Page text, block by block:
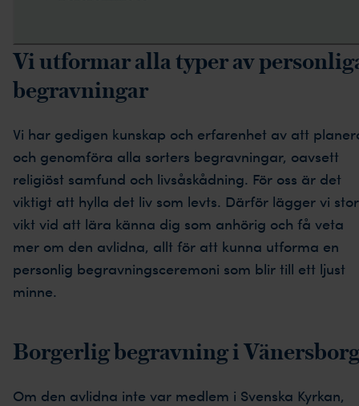
Vi utformar alla typer av
begravningar
Vi har gedigen kunskap och erfarenhet av att
och genomföra alla sorters begravningar, oavsett
religiöst samfund och livsåskådning. För oss är det
viktigt att hylla det liv som levts. Därför lägger vi stor
vikt vid att lära känna dig som anhörig och få veta
mer om den avlidna, allt för att kunna utforma en
personlig begravningsceremoni som blir till ett ljust
minne.
Borgerlig begravning i
Om den avlidna inte var medlem i Svenska Kyrkan,